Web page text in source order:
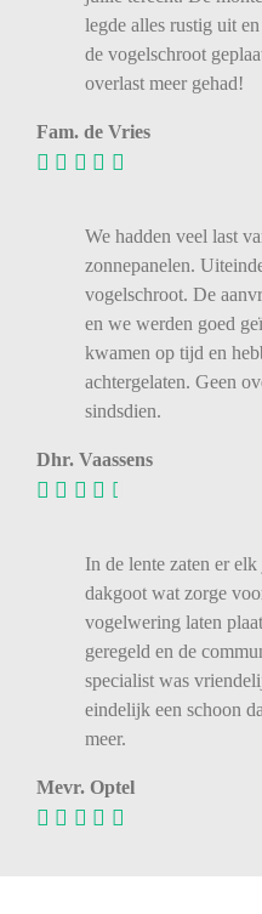
legde alles rustig uit en
de vogelschroot
overlast meer gehad!
Fam. de Vries
We hadden veel last
zonnepanelen.
vogelschroot. De
en we werden goed
kwamen op tijd en
achtergelaten. Geen
sindsdien.
Dhr. Vaassens
In de lente zaten er
dakgoot wat zorge
vogelwering laten
geregeld en de
specialist was
eindelijk een schoon
meer.
Mevr. Optel